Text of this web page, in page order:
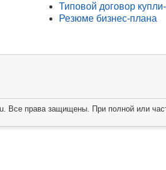
Типовой договор
Резюме бизнес-плана
Все права защищены. При полной или